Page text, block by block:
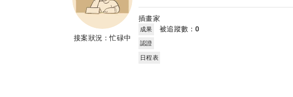
接案狀況：忙碌中
插畫家
成果 被追蹤數：0
認證
日程表